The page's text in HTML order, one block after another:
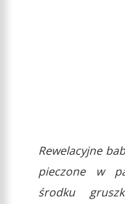
Rewelacyjne
pieczone w
środku